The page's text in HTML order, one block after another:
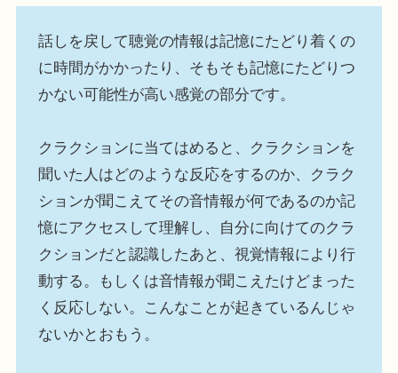
話しを戻して聴覚の情報は記憶にたどり着くの
に時間がかかったり、そもそも記憶にたどりつ
かない可能性が高い感覚の部分です。
クラクションに当てはめると、クラクションを
聞いた人はどのような反応をするのか、クラク
ションが聞こえてその音情報が何であるのか記
憶にアクセスして理解し、自分に向けてのクラ
クションだと認識したあと、視覚情報により行
動する。もしくは音情報が聞こえたけどまった
く反応しない。こんなことが起きているんじゃ
ないかとおもう。